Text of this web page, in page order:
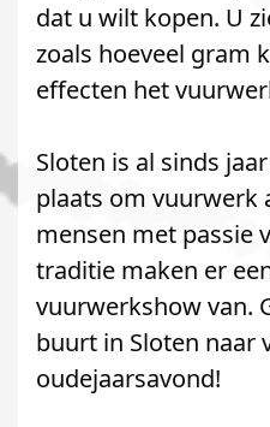
dat u wilt kopen. U
zoals hoeveel gram
effecten het
Sloten is al sinds
plaats om vuurwerk
mensen met passie
traditie maken er
vuurwerkshow van.
buurt in Sloten naar
oudejaarsavond!